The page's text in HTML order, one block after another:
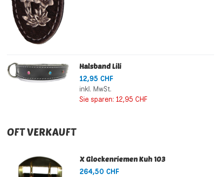
Halsband Lili
12,95 CHF
inkl. MwSt.
Sie sparen: 12,95 CHF
OFT VERKAUFT
X Glockenriemen Kuh 103
264,50 CHF